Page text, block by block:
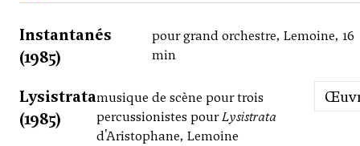
Instantanés
(1985)
pour grand orchestre, Lemoine, 16
min
Lysistrata
(1985)
musique de scène pour trois
percussionistes pourLysistrata
d'Aristophane, Lemoine